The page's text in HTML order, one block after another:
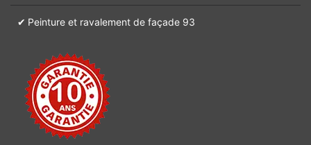
Peinture et ravalement de façade 93